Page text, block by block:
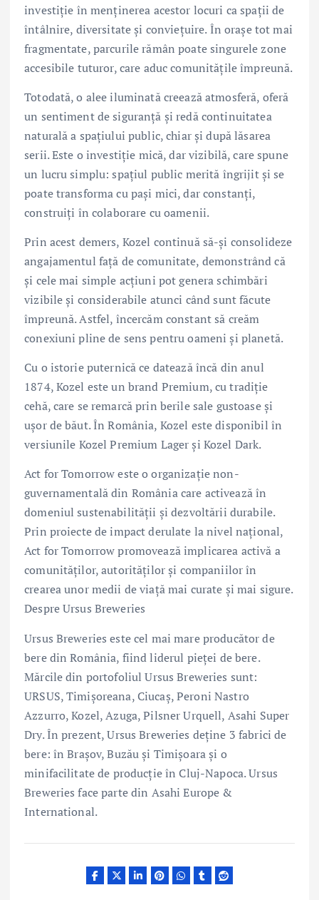
investiție în menținerea acestor locuri ca spații de
întâlnire, diversitate și conviețuire. În orașe tot mai
fragmentate, parcurile rămân poate singurele zone
accesibile tuturor, care aduc comunitățile împreună.
Totodată, o alee iluminată creează atmosferă, oferă
un sentiment de siguranță și redă continuitatea
naturală a spațiului public, chiar și după lăsarea
serii. Este o investiție mică, dar vizibilă, care spune
un lucru simplu: spațiul public merită îngrijit și se
poate transforma cu pași mici, dar constanți,
construiți în colaborare cu oamenii.
Prin acest demers, Kozel continuă să-și consolideze
angajamentul față de comunitate, demonstrând că
și cele mai simple acțiuni pot genera schimbări
vizibile și considerabile atunci când sunt făcute
împreună. Astfel, încercăm constant să creăm
conexiuni pline de sens pentru oameni și planetă.
Cu o istorie puternică ce datează încă din anul
1874, Kozel este un brand Premium, cu tradiție
cehă, care se remarcă prin berile sale gustoase și
ușor de băut. În România, Kozel este disponibil în
versiunile Kozel Premium Lager și Kozel Dark.
Act for Tomorrow este o organizație non-
guvernamentală din România care activează în
domeniul sustenabilității și dezvoltării durabile.
Prin proiecte de impact derulate la nivel național,
Act for Tomorrow promovează implicarea activă a
comunităților, autorităților și companiilor în
crearea unor medii de viață mai curate și mai sigure.
Despre Ursus Breweries
Ursus Breweries este cel mai mare producător de
bere din România, fiind liderul pieței de bere.
Mărcile din portofoliul Ursus Breweries sunt:
URSUS, Timișoreana, Ciucaș, Peroni Nastro
Azzurro, Kozel, Azuga, Pilsner Urquell, Asahi Super
Dry. În prezent, Ursus Breweries deține 3 fabrici de
bere: în Brașov, Buzău și Timișoara și o
minifacilitate de producție în Cluj-Napoca. Ursus
Breweries face parte din Asahi Europe &
International.